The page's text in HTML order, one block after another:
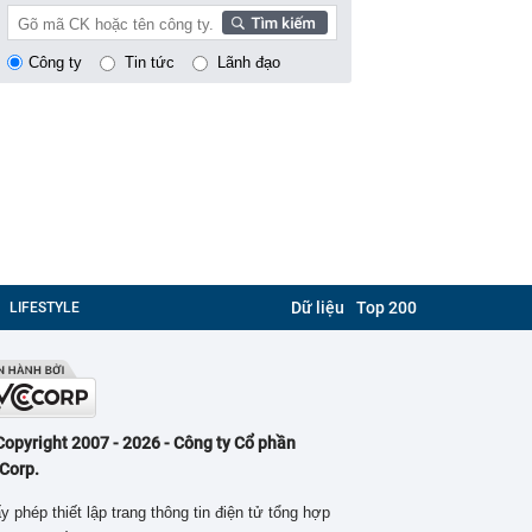
Công ty
Tin tức Lãnh đạo
LIFESTYLE Dữ liệu Top 200
2007 - 2026 - Công ty Cổ phần
phép thiết lập trang thông tin điện tử tổng hợp